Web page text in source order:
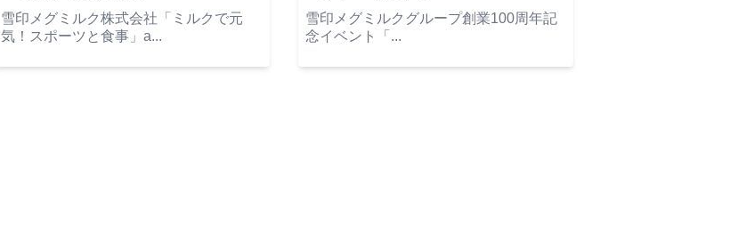
雪印メグミルク株式会社「ミルクで元
気！スポーツと食事」a...
雪印メグミルクグループ創業100周年記
念イベント「...